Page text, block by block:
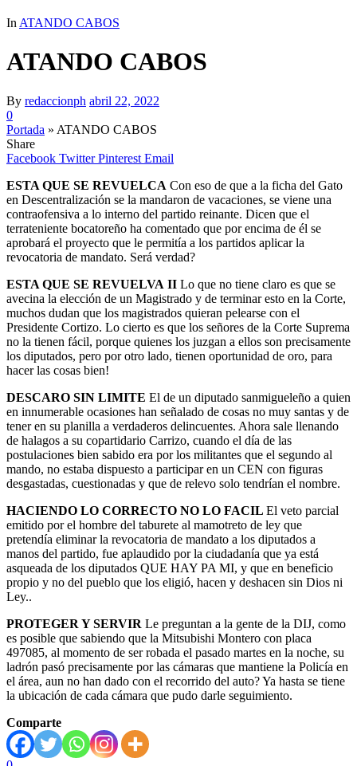
In ATANDO CABOS
ATANDO CABOS
By redaccionph abril 22, 2022
0
Portada » ATANDO CABOS
Share
Facebook Twitter Pinterest Email
ESTA QUE SE REVUELCA Con eso de que a la ficha del Gato
en Descentralización se la mandaron de vacaciones, se viene una
contraofensiva a lo interno del partido reinante. Dicen que el
terrateniente bocatoreño ha comentado que por encima de él se
aprobará el proyecto que le permitía a los partidos aplicar la
revocatoria de mandato. Será verdad?
ESTA QUE SE REVUELVA II Lo que no tiene claro es que se
avecina la elección de un Magistrado y de terminar esto en la Corte,
muchos dudan que los magistrados quieran pelearse con el
Presidente Cortizo. Lo cierto es que los señores de la Corte Suprema
no la tienen fácil, porque quienes los juzgan a ellos son precisamente
los diputados, pero por otro lado, tienen oportunidad de oro, para
hacer las cosas bien!
DESCARO SIN LIMITE El de un diputado sanmigueleño a quien
en innumerable ocasiones han señalado de cosas no muy santas y de
tener en su planilla a verdaderos delincuentes. Ahora sale llenando
de halagos a su copartidario Carrizo, cuando el día de las
postulaciones bien sabido era por los militantes que el segundo al
mando, no estaba dispuesto a participar en un CEN con figuras
desgastadas, cuestionadas y que de relevo solo tendrían el nombre.
HACIENDO LO CORRECTO NO LO FACIL El veto parcial
emitido por el hombre del taburete al mamotreto de ley que
pretendía eliminar la revocatoria de mandato a los diputados a
manos del partido, fue aplaudido por la ciudadanía que ya está
asqueada de los diputados QUE HAY PA MI, y que en beneficio
propio y no del pueblo que los eligió, hacen y deshacen sin Dios ni
Ley..
PROTEGER Y SERVIR Le preguntan a la gente de la DIJ, como
es posible que sabiendo que la Mitsubishi Montero con placa
497085, al momento de ser robada el pasado martes en la noche, su
ladrón pasó precisamente por las cámaras que mantiene la Policía en
el área, aun no han dado con el recorrido del auto? Ya hasta se tiene
la ubicación de cada cámara que pudo darle seguimiento.
Comparte